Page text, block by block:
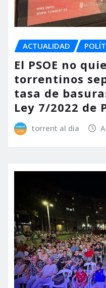
ACTUALIDAD
El PSOE no
torrentinos
tasa de
Ley 7/2022 de
torrent al dia